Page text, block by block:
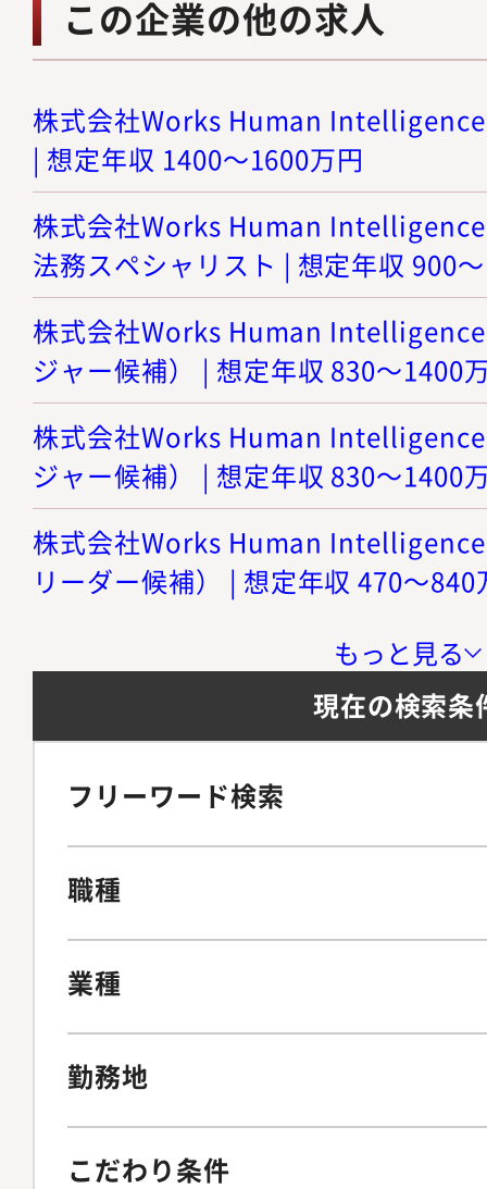
この企業の他の求人
株式会社Works Human
| 想定年収 1400～1600万円
株式会社Works Human
法務スペシャリスト | 想定年収 900
株式会社Works Human
ジャー候補） | 想定年収 830～1400
株式会社Works Human
ジャー候補） | 想定年収 830～1400
株式会社Works Human
リーダー候補） | 想定年収 470～840
もっと見る
現在の検索条
フリーワード検索
職種
業種
勤務地
こだわり条件